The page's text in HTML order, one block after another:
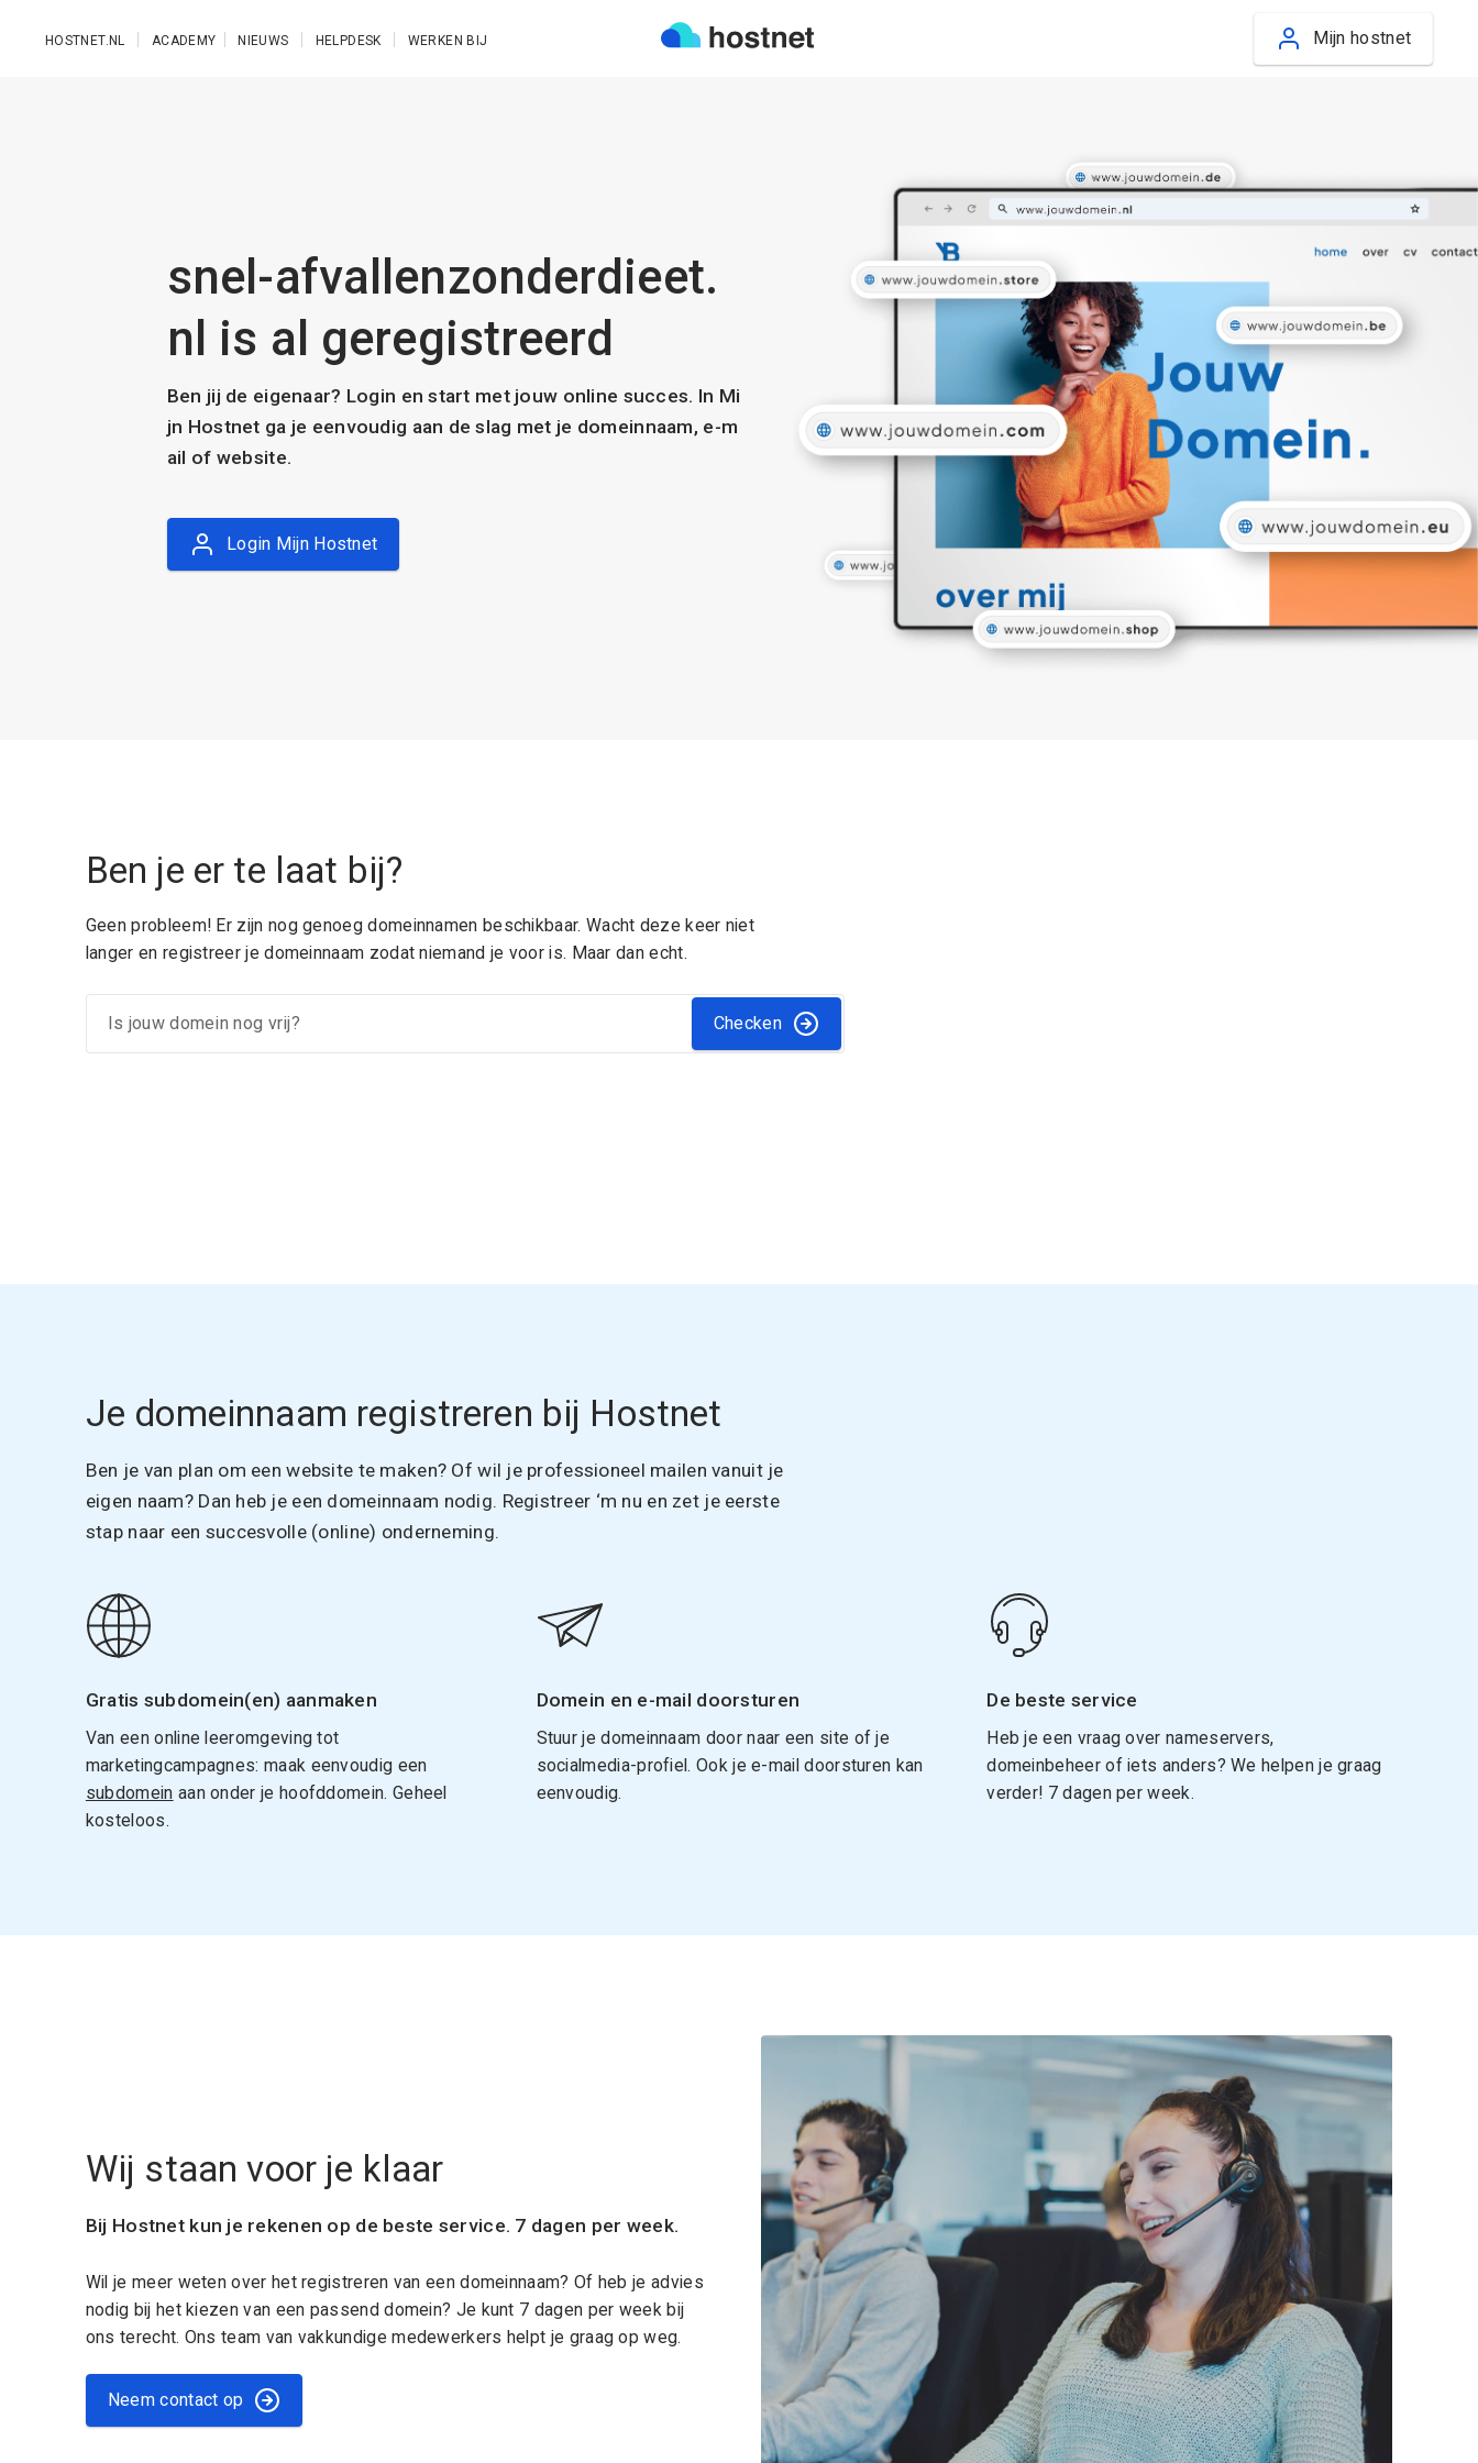
HOSTNET.NL ACADEMY NIEUWS HELPDESK WERKEN BIJ Mijn hostnet
snel-afvallenzonderdieet.
nl is al geregistreerd
Ben jij de eigenaar? Login en start met jouw online succes. In Mi
jn Hostnet ga je eenvoudig aan de slag met je domeinnaam, e-m
ail of website.
Login Mijn Hostnet
Ben je er te laat bij?
Geen probleem! Er zijn nog genoeg domeinnamen beschikbaar. Wacht deze keer niet
langer en registreer je domeinnaam zodat niemand je voor is. Maar dan echt.
Checken
Je domeinnaam registreren bij Hostnet
Ben je van plan om een website te maken? Of wil je professioneel mailen vanuit je
eigen naam? Dan heb je een domeinnaam nodig. Registreer ‘m nu en zet je eerste
stap naar een succesvolle (online) onderneming.
Gratis subdomein(en) aanmaken
Van een online leeromgeving tot
marketingcampagnes: maak eenvoudig een
subdomein aan onder je hoofddomein. Geheel
kosteloos.
Domein en e-mail doorsturen
Stuur je domeinnaam door naar een site of je
socialmedia-profiel. Ook je e-mail doorsturen kan
eenvoudig.
De beste service
Heb je een vraag over nameservers,
domeinbeheer of iets anders? We helpen je graag
verder! 7 dagen per week.
Wij staan voor je klaar
Bij Hostnet kun je rekenen op de beste service. 7 dagen per week.
Wil je meer weten over het registreren van een domeinnaam? Of heb je advies
nodig bij het kiezen van een passend domein? Je kunt 7 dagen per week bij
ons terecht. Ons team van vakkundige medewerkers helpt je graag op weg.
Neem contact op